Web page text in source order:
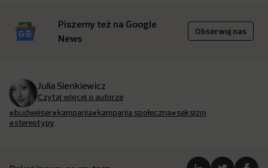
Piszemy też na Google
News
Obserwuj nas
Julia Sienkiewicz
Czytaj więcej o autorze
#budweiser#kampania#kampania społeczna#seksizm
#stereotypy